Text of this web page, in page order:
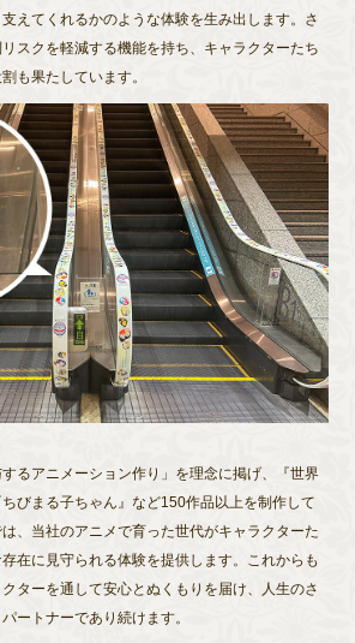
えてくれるかのような体験を生み出します。さ
スクを軽減する機能を持ち、キャラクターたち
も果たしています。
るアニメーション作り」を理念に掲げ、『世界
びまる子ちゃん』など150作品以上を制作して
、当社のアニメで育った世代がキャラクターた
在に見守られる体験を提供します。これからも
ターを通して安心とぬくもりを届け、人生のさ
ートナーであり続けます。